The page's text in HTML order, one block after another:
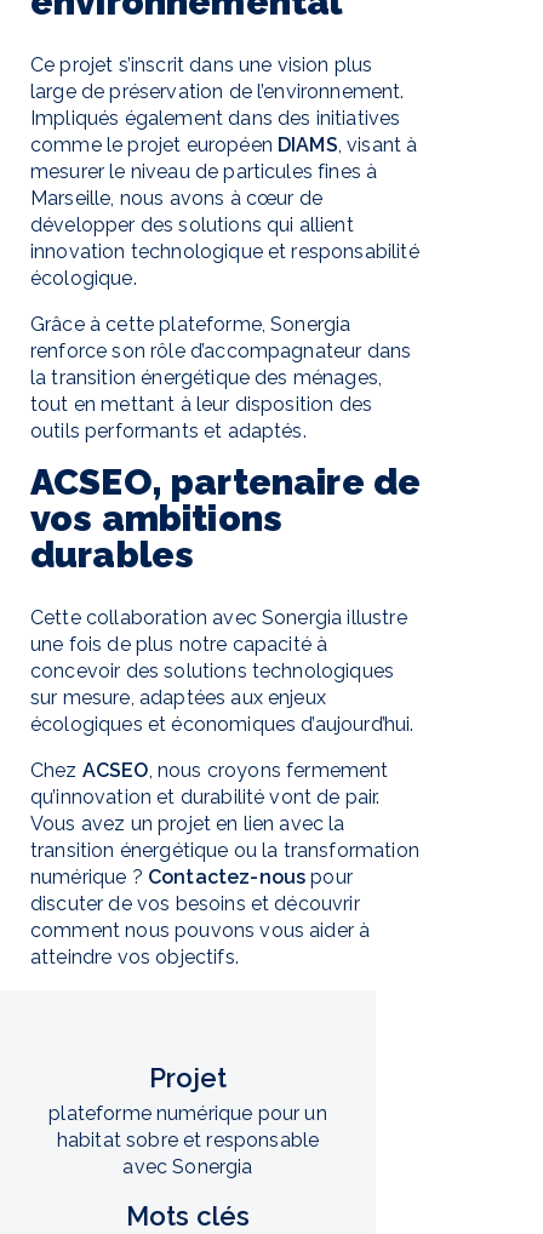
Ce projet s’inscrit dans une vision plus
large de préservation de l’environnement.
Impliqués également dans des initiatives
comme le projet européen DIAMS , visant à
mesurer le niveau de particules fines à
Marseille, nous avons à cœur de
développer des solutions qui allient
innovation technologique et responsabilité
écologique.
Grâce à cette plateforme, Sonergia
renforce son rôle d’accompagnateur dans
la transition énergétique des ménages,
tout en mettant à leur disposition des
outils performants et adaptés.
ACSEO, partenaire de
vos ambitions
durables
Cette collaboration avec Sonergia illustre
une fois de plus notre capacité à
concevoir des solutions technologiques
sur mesure, adaptées aux enjeux
écologiques et économiques d’aujourd’hui.
Chez ACSEO , nous croyons fermement
qu’innovation et durabilité vont de pair.
Vous avez un projet en lien avec la
transition énergétique ou la transformation
numérique ? Contactez-nous pour
discuter de vos besoins et découvrir
comment nous pouvons vous aider à
atteindre vos objectifs.
Projet
plateforme numérique pour un
habitat sobre et responsable
avec Sonergia
Mots clés